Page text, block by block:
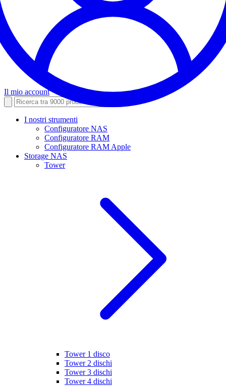
Il mio account
I nostri strumenti
Configuratore NAS
Configuratore RAM
Configuratore RAM Apple
Storage NAS
Tower
Tower 1 disco
Tower 2 dischi
Tower 3 dischi
Tower 4 dischi